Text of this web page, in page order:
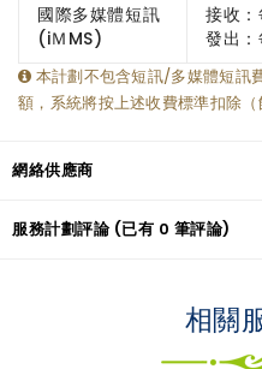
國際多媒體短訊
(iＭMS)
接收：
發出：
本計劃不包含短訊/多媒體短訊
額，系統將按上述收費標準扣除（
網絡供應商
服務計劃評論 (已有 0 筆評論)
相關